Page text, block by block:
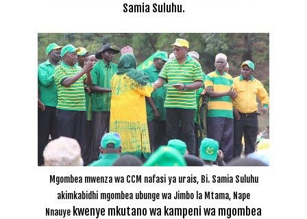
Samia Suluhu.
Mgombea mwenza wa CCM nafasi ya urais, Bi. Samia Suluhu
akimkabidhi mgombea ubunge wa Jimbo la Mtama, Nape
Nnauye kwenye mkutano wa kampeni wa mgombea